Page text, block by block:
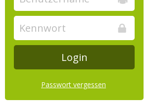
Passwort vergessen